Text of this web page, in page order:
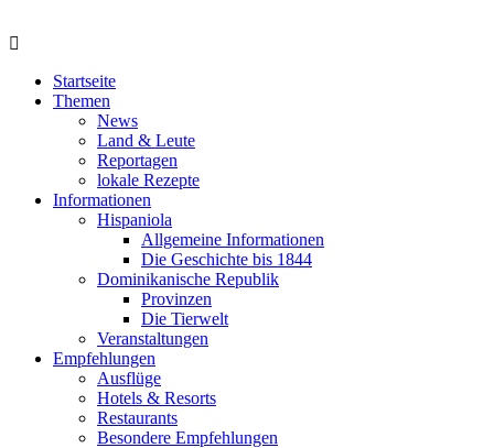
Startseite
Themen
News
Land & Leute
Reportagen
lokale Rezepte
Informationen
Hispaniola
Allgemeine Informationen
Die Geschichte bis 1844
Dominikanische Republik
Provinzen
Die Tierwelt
Veranstaltungen
Empfehlungen
Ausflüge
Hotels & Resorts
Restaurants
Besondere Empfehlungen